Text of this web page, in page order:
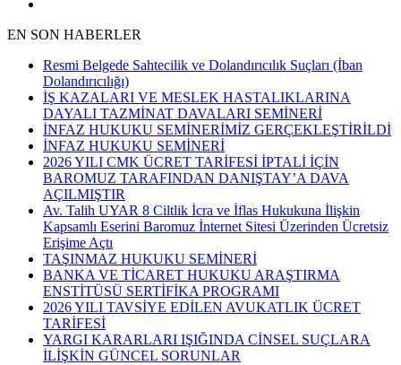
EN SON HABERLER
Resmi Belgede Sahtecilik ve Dolandırıcılık Suçları (İban
Dolandırıcılığı)
İŞ KAZALARI VE MESLEK HASTALIKLARINA
DAYALI TAZMİNAT DAVALARI SEMİNERİ
İNFAZ HUKUKU SEMİNERİMİZ GERÇEKLEŞTİRİLDİ
İNFAZ HUKUKU SEMİNERİ
2026 YILI CMK ÜCRET TARİFESİ İPTALİ İÇİN
BAROMUZ TARAFINDAN DANIŞTAY’A DAVA
AÇILMIŞTIR
Av. Talih UYAR 8 Ciltlik İcra ve İflas Hukukuna İlişkin
Kapsamlı Eserini Baromuz İnternet Sitesi Üzerinden Ücretsiz
Erişime Açtı
TAŞINMAZ HUKUKU SEMİNERİ
BANKA VE TİCARET HUKUKU ARAŞTIRMA
ENSTİTÜSÜ SERTİFİKA PROGRAMI
2026 YILI TAVSİYE EDİLEN AVUKATLIK ÜCRET
TARİFESİ
YARGI KARARLARI IŞIĞINDA CİNSEL SUÇLARA
İLİŞKİN GÜNCEL SORUNLAR